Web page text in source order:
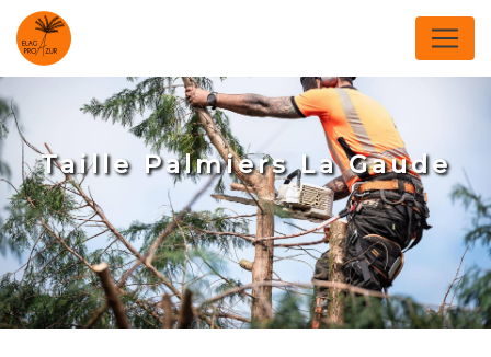
Taille Palmiers La Gaude
Panneau de gestion des cookies